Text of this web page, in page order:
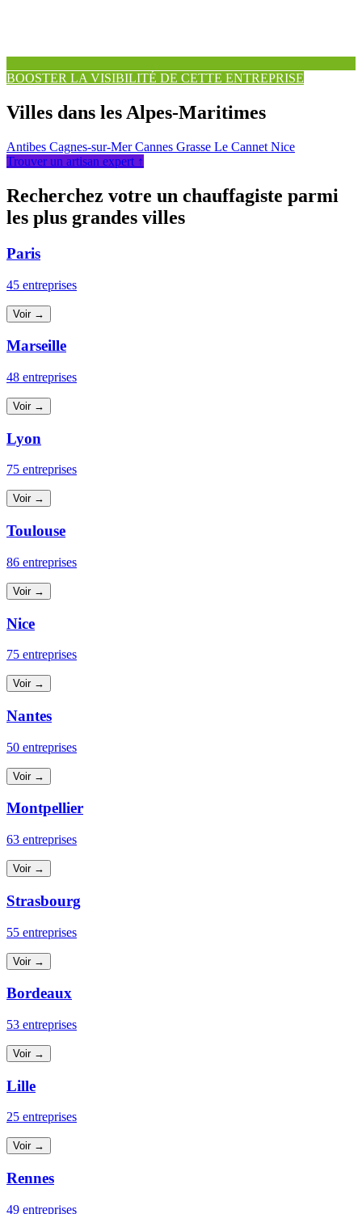
BOOSTER LA VISIBILITÉ DE CETTE ENTREPRISE
Villes dans les Alpes-Maritimes
Antibes Cagnes-sur-MerCannes Grasse Le Cannet Nice
Trouver un artisan expert ↑
Recherchez votre un chauffagiste parmi
les plus grandes villes
Paris
45 entreprises
Voir →
Marseille
48 entreprises
Voir →
Lyon
75 entreprises
Voir →
Toulouse
86 entreprises
Voir →
Nice
75 entreprises
Voir →
Nantes
50 entreprises
Voir →
Montpellier
63 entreprises
Voir →
Strasbourg
55 entreprises
Voir →
Bordeaux
53 entreprises
Voir →
Lille
25 entreprises
Voir →
Rennes
49 entreprises